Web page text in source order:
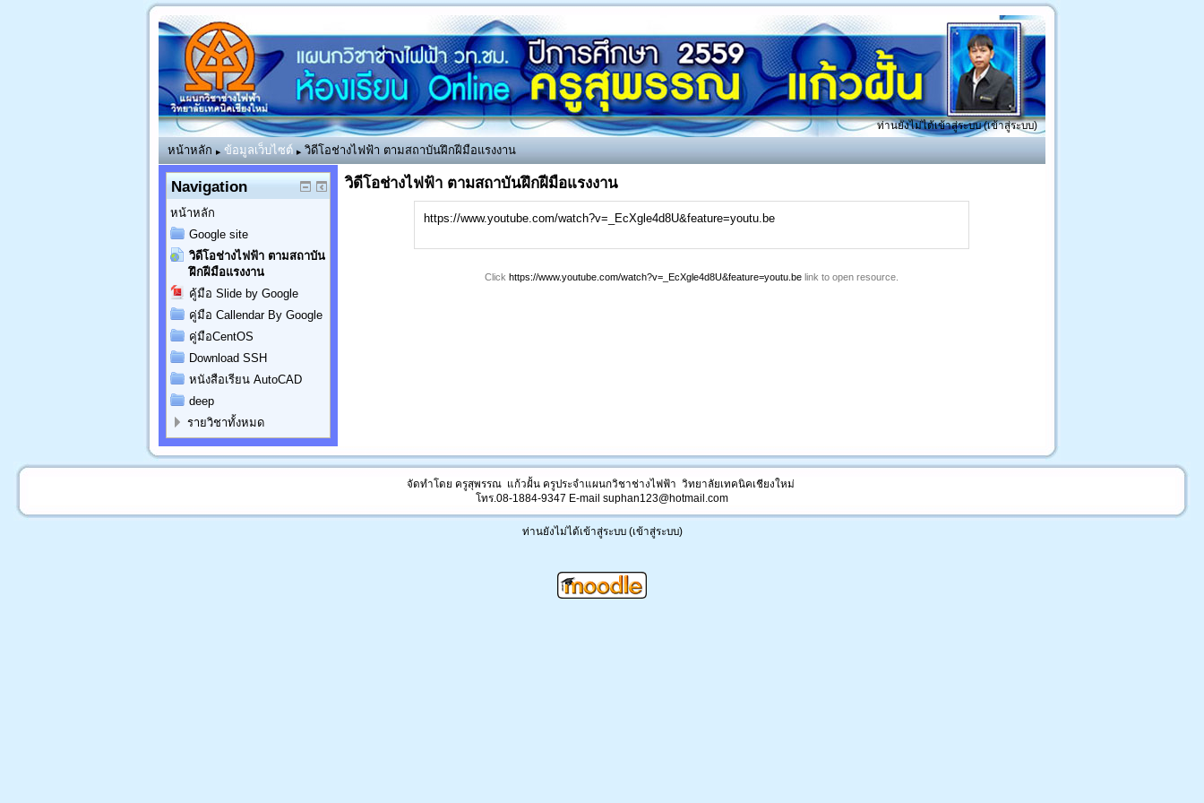
ท่านยังไม่ได้เข้าสู่ระบบ (เข้าสู่ระบบ)
หน้าหลัก ▶ ข้อมูลเว็บไซต์ ▶ วิดีโอช่างไฟฟ้า ตามสถาบันฝึกฝีมือแรงงาน
วิดีโอช่างไฟฟ้า ตามสถาบันฝึกฝีมือแรงงาน
https://www.youtube.com/watch?v=_EcXgle4d8U&feature=youtu.be
Click https://www.youtube.com/watch?v=_EcXgle4d8U&feature=youtu.be link to open resource.
Navigation
หน้าหลัก
Google site
วิดีโอช่างไฟฟ้า ตามสถาบัน
ฝึกฝีมือแรงงาน
คู้มือ Slide by Google
คู่มือ Callendar By Google
คู่มือCentOS
Download SSH
หนังสือเรียน AutoCAD
deep
รายวิชาทั้งหมด
จัดทำโดย ครูสุพรรณ แก้วฝั้น ครูประจำแผนกวิชาช่างไฟฟ้า วิทยาลัยเทคนิคเชียงใหม่
โทร.08-1884-9347 E-mail suphan123@hotmail.com
ท่านยังไม่ได้เข้าสู่ระบบ (เข้าสู่ระบบ)